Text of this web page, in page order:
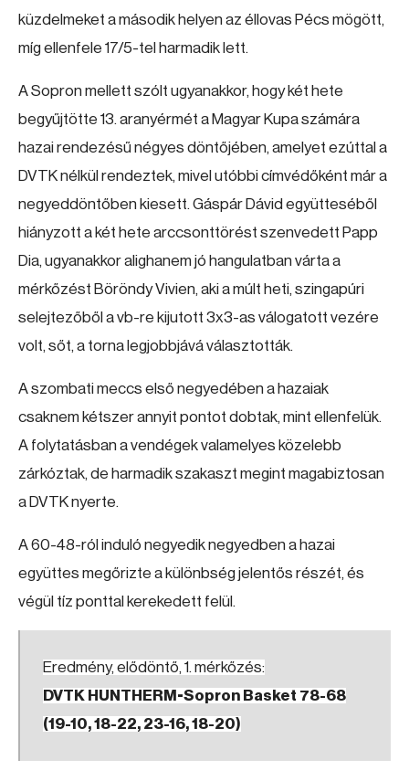
küzdelmeket a második helyen az éllovas Pécs mögött,
míg ellenfele 17/5-tel harmadik lett.
A Sopron mellett szólt ugyanakkor, hogy két hete
begyűjtötte 13. aranyérmét a Magyar Kupa számára
hazai rendezésű négyes döntőjében, amelyet ezúttal a
DVTK nélkül rendeztek, mivel utóbbi címvédőként már a
negyeddöntőben kiesett. Gáspár Dávid együtteséből
hiányzott a két hete arccsonttörést szenvedett Papp
Dia, ugyanakkor alighanem jó hangulatban várta a
mérkőzést Böröndy Vivien, aki a múlt heti, szingapúri
selejtezőből a vb-re kijutott 3x3-as válogatott vezére
volt, sőt, a torna legjobbjává választották.
A szombati meccs első negyedében a hazaiak
csaknem kétszer annyit pontot dobtak, mint ellenfelük.
A folytatásban a vendégek valamelyes közelebb
zárkóztak, de harmadik szakaszt megint magabiztosan
a DVTK nyerte.
A 60-48-ról induló negyedik negyedben a hazai
együttes megőrizte a különbség jelentős részét, és
végül tíz ponttal kerekedett felül.
Eredmény, elődöntő, 1. mérkőzés:
DVTK HUNTHERM-Sopron Basket 78-68
(19-10, 18-22, 23-16, 18-20)